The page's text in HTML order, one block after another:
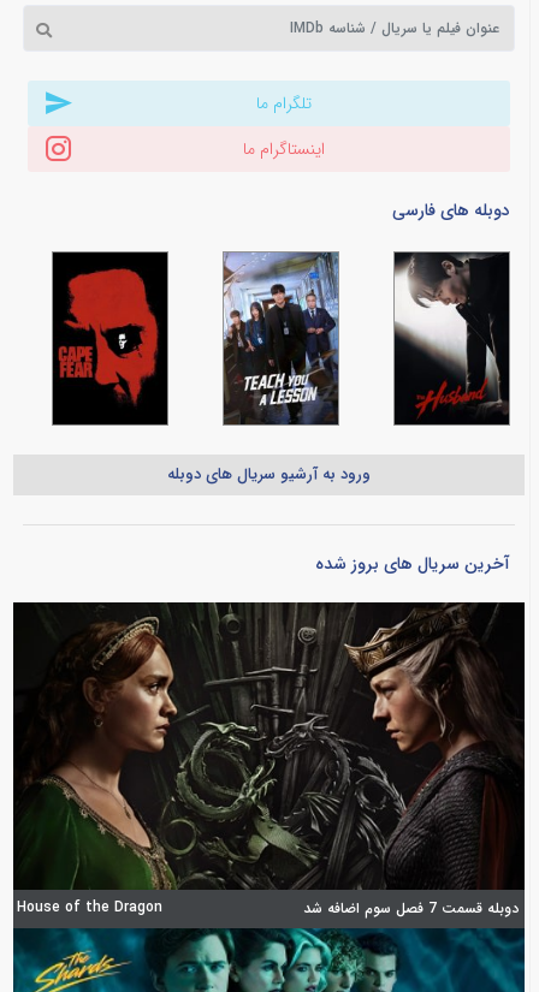
تلگرام ما
اینستاگرام ما
دوبله های فارسی
ورود به آرشیو سریال های دوبله
آخرین سریال های بروز شده
دوبله قسمت 7 فصل سوم اضافه شد House of the Dragon